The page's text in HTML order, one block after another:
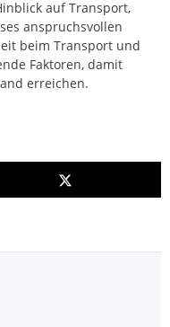
auf Transport,
anspruchsvollen
beim Transport und
Faktoren, damit
erreichen.